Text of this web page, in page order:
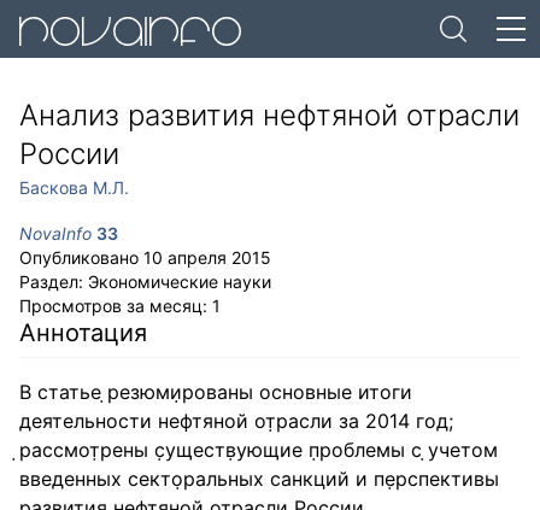
Анализ развития нефтяной отрасли
России
Баскова М.Л.
NovaInfo 33
Опубликовано 10 апреля 2015
Раздел: Экономические науки
Просмотров за месяц: 1
Аннотация
В статье ⁪̣резюми⁪̣рованы основные итоги
деятельности нефтяной от⁪̣расли за 2014 год;
⁪̣рассмот⁪̣рены с⁪̣уществ⁪̣ующие п⁪̣роблемы с ⁪̣учетом
введенных секто⁪̣ральных санкций и пе⁪̣рспективы